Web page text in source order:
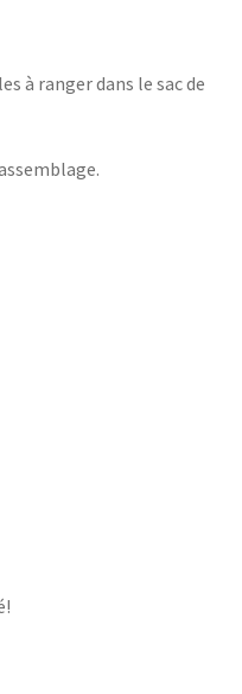
à ranger dans le sac de